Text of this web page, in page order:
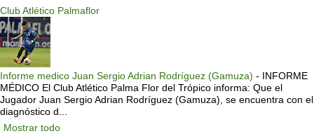
Club Atlético Palmaflor
Informe medico Juan Sergio Adrian Rodríguez (Gamuza) - INFORME
MÉDICO El Club Atlético Palma Flor del Trópico informa: Que el
Jugador Juan Sergio Adrian Rodríguez (Gamuza), se encuentra con el
diagnóstico d...
Mostrar todo